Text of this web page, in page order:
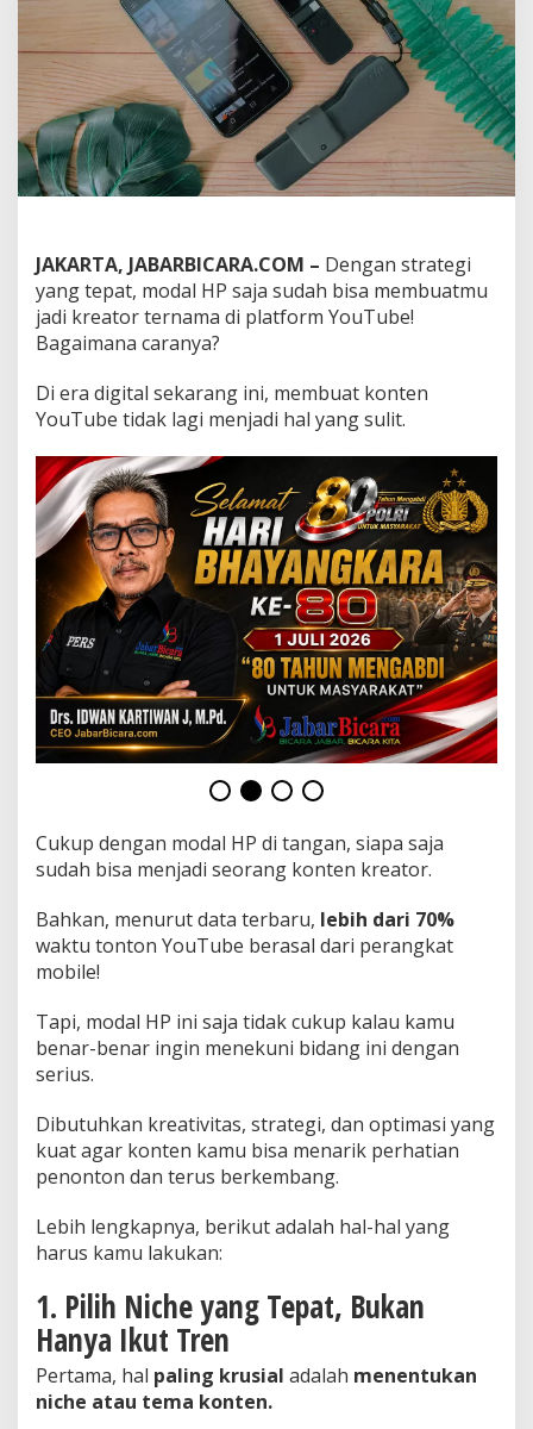
f
e
s
i
o
n
a
l
P
a
n
d
u
n
B
i
k
n
K
o
n
t
e
T
b
e
2
2
5
JAKARTA, JABARBICARA.COM – Dengan strategi
yang tepat, modal HP saja sudah bisa membuatmu
jadi kreator ternama di platform YouTube!
Bagaimana caranya?
Di era digital sekarang ini, membuat konten
YouTube tidak lagi menjadi hal yang sulit.
Cukup dengan modal HP di tangan, siapa saja
sudah bisa menjadi seorang konten kreator.
Bahkan, menurut data terbaru, lebih dari 70%
waktu tonton YouTube berasal dari perangkat
mobile!
Tapi, modal HP ini saja tidak cukup kalau kamu
benar-benar ingin menekuni bidang ini dengan
serius.
Dibutuhkan kreativitas, strategi, dan optimasi yang
kuat agar konten kamu bisa menarik perhatian
penonton dan terus berkembang.
Lebih lengkapnya, berikut adalah hal-hal yang
harus kamu lakukan:
1. Pilih Niche yang Tepat, Bukan
Hanya Ikut Tren
Pertama, hal paling krusial adalah menentukan
niche atau tema konten.